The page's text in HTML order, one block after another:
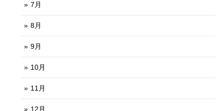
7月
8月
9月
10月
11月
12月